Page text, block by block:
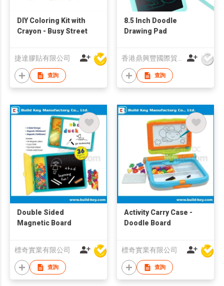
DIY Coloring Kit with
Crayon - Busy Street
捷達膠貼有限公司
查詢
8.5 Inch Doodle
Drawing Pad
查詢
Double Sided
Magnetic Board
標奇實業有限公司
查詢
Activity Carry Case -
Doodle Board
標奇實業有限公司
查詢